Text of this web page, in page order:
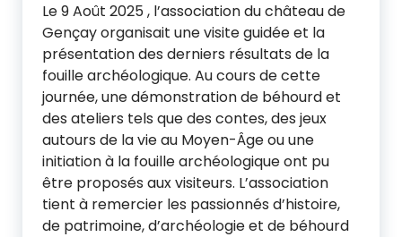
Le 9 Août 2025 , l’association du château de
Gençay organisait une visite guidée et la
présentation des derniers résultats de la
fouille archéologique. Au cours de cette
journée, une démonstration de béhourd et
des ateliers tels que des contes, des jeux
autours de la vie au Moyen-Âge ou une
initiation à la fouille archéologique ont pu
être proposés aux visiteurs. L’association
tient à remercier les passionnés d’histoire,
de patrimoine, d’archéologie et de béhourd